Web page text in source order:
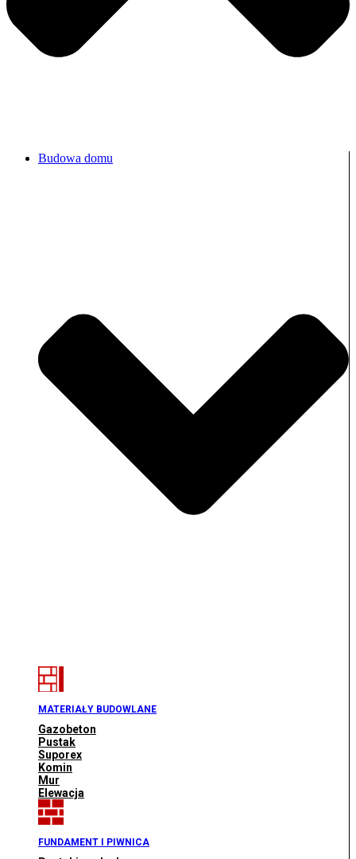
Budowa domu
MATERIAŁY BUDOWLANE
Gazobeton
Pustak
Suporex
Komin
Mur
Elewacja
FUNDAMENT I PIWNICA